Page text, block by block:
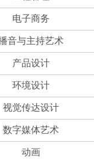
电子商务
音与主持艺术
产品设计
环境设计
视觉传达设计
数字媒体艺术
动画